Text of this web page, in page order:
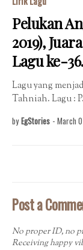
Pelukan
2019),
Lagu ke-36.
Lagu yang
Tahniah. Lagu :
by EgStories - March
Post a
No proper ID, no
Receiving happy